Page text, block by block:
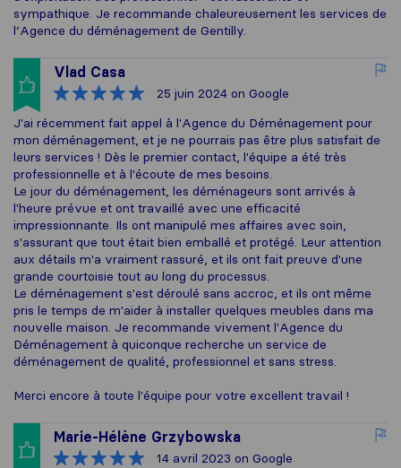
sympathique. Je recommande chaleureusement les services de
l’Agence du déménagement de Gentilly.
Vlad Casa
25 juin 2024 on Google
J'ai récemment fait appel à l'Agence du Déménagement pour
mon déménagement, et je ne pourrais pas être plus satisfait de
leurs services ! Dès le premier contact, l'équipe a été très
professionnelle et à l'écoute de mes besoins.
Le jour du déménagement, les déménageurs sont arrivés à
l'heure prévue et ont travaillé avec une efficacité
impressionnante. Ils ont manipulé mes affaires avec soin,
s'assurant que tout était bien emballé et protégé. Leur attention
aux détails m'a vraiment rassuré, et ils ont fait preuve d'une
grande courtoisie tout au long du processus.
Le déménagement s'est déroulé sans accroc, et ils ont même
pris le temps de m'aider à installer quelques meubles dans ma
nouvelle maison. Je recommande vivement l'Agence du
Déménagement à quiconque recherche un service de
déménagement de qualité, professionnel et sans stress.
Merci encore à toute l'équipe pour votre excellent travail !
Marie-Hélène Grzybowska
14 avril 2023 on Google